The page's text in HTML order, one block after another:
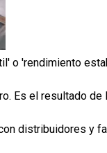
o 'rendimiento
Es el resultado
distribuidores y